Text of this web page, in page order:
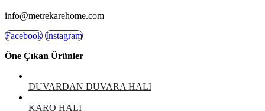
info@metrekarehome.com
Facebook Instagram
Öne Çıkan Ürünler
DUVARDAN DUVARA HALI
KARO HALI